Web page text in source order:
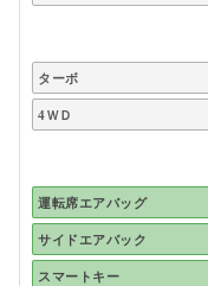
ターボ
4ＷＤ
運転席エアバッグ
サイドエアバック
スマートキー